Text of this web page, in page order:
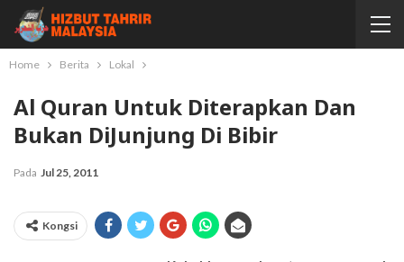
Home Berita Lokal
Al Quran Untuk Diterapkan Dan
Bukan DiJunjung Di Bibir
Pada Jul 25, 2011
Kongsi